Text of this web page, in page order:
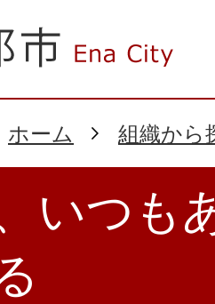
ホーム 組織から
いつも